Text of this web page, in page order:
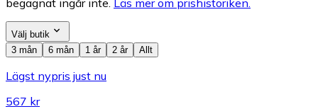
Välj butik
3 mån
6 mån 1 år 2 år Allt
Lägst nypris just nu
567 kr